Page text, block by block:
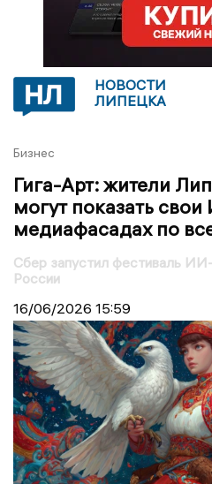
НОВОСТИ
ЛИПЕЦКА
Бизнес
Гига-Арт: жители
могут показать
медиафасадах по
Сбер запустил фестиваль
России
16/06/2026 15:59